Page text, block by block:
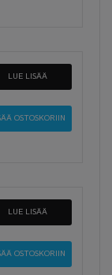
LUE LISÄÄ
LUE LISÄÄ